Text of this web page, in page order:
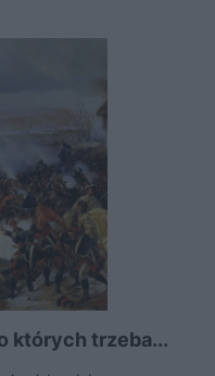
których trzeba...